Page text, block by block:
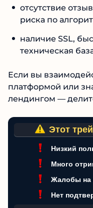
отсутствие
риска по
наличие SSL,
техническая
Если вы
платформой или
лендингом —
Этот
Низкий
Много
Жалобы на
Нет